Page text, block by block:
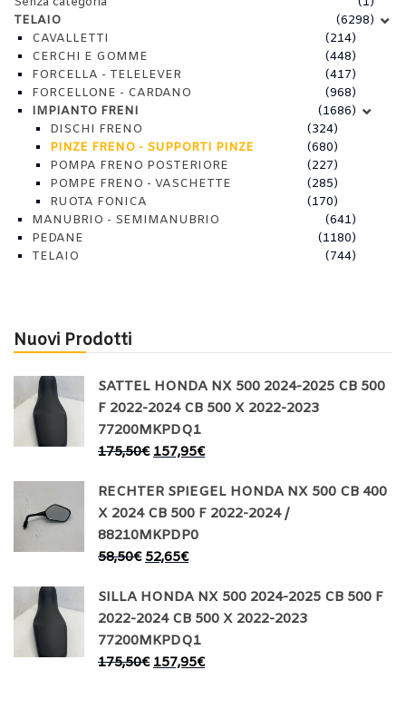
TELAIO
(6298)
CAVALLETTI
(214)
CERCHI E GOMME
(448)
FORCELLA - TELELEVER
(417)
FORCELLONE - CARDANO
(968)
IMPIANTO FRENI
(1686)
DISCHI FRENO
(324)
PINZE FRENO - SUPPORTI PINZE
(680)
POMPA FRENO POSTERIORE
(227)
POMPE FRENO - VASCHETTE
(285)
RUOTA FONICA
(170)
MANUBRIO - SEMIMANUBRIO
(641)
PEDANE
(1180)
TELAIO
(744)
Nuovi Prodotti
SATTEL HONDA NX 500 2024-2025 CB 500
F 2022-2024 CB 500 X 2022-2023
77200MKPDQ1
175,50€ 157,95€
RECHTER SPIEGEL HONDA NX 500 CB 400
X 2024 CB 500 F 2022-2024 /
88210MKPDP0
58,50€ 52,65€
SILLA HONDA NX 500 2024-2025 CB 500 F
2022-2024 CB 500 X 2022-2023
77200MKPDQ1
175,50€ 157,95€